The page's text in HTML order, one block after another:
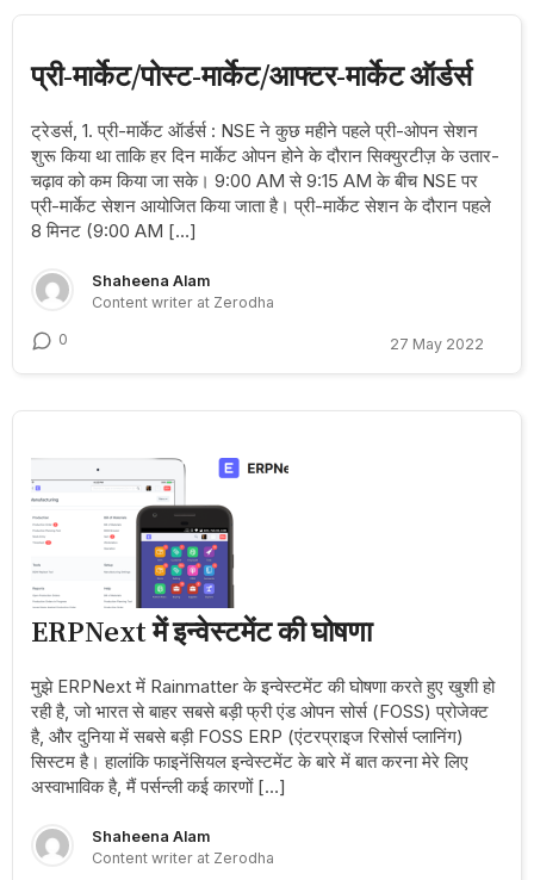
प्री-मार्केट/पोस्ट-मार्केट/आफ्टर-मार्केट ऑर्डर्स
ट्रेडर्स, 1. प्री-मार्केट ऑर्डर्स : NSE ने कुछ महीने पहले प्री-ओपन सेशन
शुरू किया था ताकि हर दिन मार्केट ओपन होने के दौरान सिक्युरटीज़ के उतार-
चढ़ाव को कम किया जा सके। 9:00 AM से 9:15 AM के बीच NSE पर
प्री-मार्केट सेशन आयोजित किया जाता है। प्री-मार्केट सेशन के दौरान पहले
8 मिनट (9:00 AM […]
Shaheena Alam
Content writer at Zerodha
0 27 May 2022
ERPNext में इन्वेस्टमेंट की घोषणा
मुझे ERPNext में Rainmatter के इन्वेस्टमेंट की घोषणा करते हुए खुशी हो
रही है, जो भारत से बाहर सबसे बड़ी फ्री एंड ओपन सोर्स (FOSS) प्रोजेक्ट
है, और दुनिया में सबसे बड़ी FOSS ERP (एंटरप्राइज रिसोर्स प्लानिंग)
सिस्टम है। हालांकि फाइनेंसियल इन्वेस्टमेंट के बारे में बात करना मेरे लिए
अस्वाभाविक है, मैं पर्सन्ली कई कारणों […]
Shaheena Alam
Content writer at Zerodha